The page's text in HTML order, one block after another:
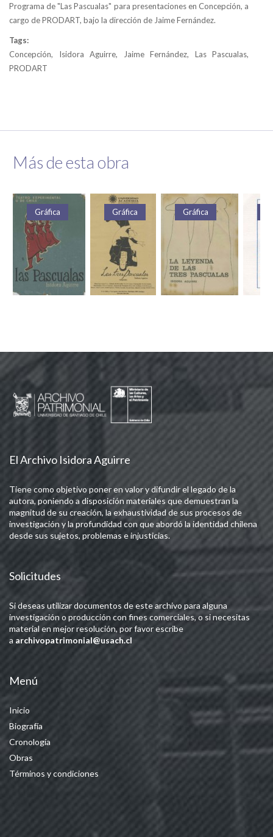
Programa de "Las Pascualas" para presentaciones en Concepción, a
cargo de PRODART, bajo la dirección de Jaime Fernández.
Tags:
Concepción, Isidora Aguirre, Jaime Fernández, Las Pascualas,
PRODART
Más de esta obra
Gráfica Gráfica Gráfica
El Archivo Isidora Aguirre
Tiene como objetivo poner en valor y difundir el legado de la
autora, poniendo a disposición materiales que demuestran la
magnitud de su creación, la exhaustividad de sus procesos de
investigación y la profundidad con que abordó la identidad chilena
desde sus sujetos, problemas e injusticias.
Solicitudes
Si deseas utilizar documentos de este archivo para alguna
investigación o producción con fines comerciales, o si necesitas
material en mejor resolución, por favor escribe
a archivopatrimonial@usach.cl
Menú
Inicio
Biografía
Cronología
Obras
Términos y condiciones